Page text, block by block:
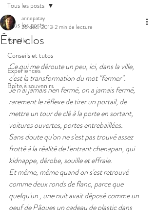
Tous les posts
Famille
Conseils et tutos
Expériences
Boîte à souvenirs
Tous les posts
Être clos
annepatay
26 déc. 2013 2 min de lecture
Ce qui me déroute un peu, ici, dans la ville,
c'est la transformation du mot "fermer".
Je n'ai jamais rien fermé, on a jamais fermé,
rarement le réflexe de tirer un portail, de
mettre un tour de clé à la porte en sortant,
voitures ouvertes, portes entrebaillées.
Sans doute qu'on ne s'est pas trouvé assez
frotté à la réalité de l'entrant chenapan, qui
kidnappe, dérobe, souille et effraie.
Et même, même quand on s'est retrouvé
comme deux ronds de flanc, parce que
quelqu'un , une nuit avait déposé comme un
oeuf de Pâques un cadeau de plastic dans